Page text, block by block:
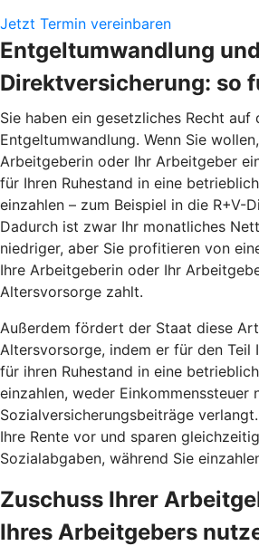
Jetzt Termin vereinbaren
Entgeltumwandlung und
Direktversicherung: so
Sie haben ein gesetzliches Recht auf
Entgeltumwandlung. Wenn Sie
Arbeitgeberin oder Ihr Arbeitgeber
für Ihren Ruhestand in eine
einzahlen – zum Beispiel in die R+V-
Dadurch ist zwar Ihr monatliches
niedriger, aber Sie profitieren von
Ihre Arbeitgeberin oder Ihr
Altersvorsorge zahlt.
Außerdem fördert der Staat diese
Altersvorsorge, indem er für den Teil
für ihren Ruhestand in eine
einzahlen, weder Einkommenssteuer
Sozialversicherungsbeiträge
Ihre Rente vor und sparen
Sozialabgaben, während Sie
Zuschuss Ihrer
Ihres Arbeitgebers